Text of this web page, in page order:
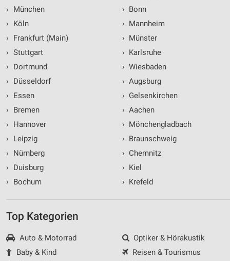
›
München
›
Köln
›
Frankfurt (Main)
› Stuttgart
›
Dortmund
›
Düsseldorf
›
Essen
›
Bremen
›
Hannover
›
Leipzig
›
Nürnberg
›
Duisburg
›
Bochum
› Bonn
› Mannheim
› Münster
› Karlsruhe
› Wiesbaden
› Augsburg
› Gelsenkirchen
› Aachen
› Mönchengladbach
› Braunschweig
› Chemnitz
› Kiel
› Krefeld
Top Kategorien
Auto & Motorrad
Baby & Kind
Optiker & Hörakustik
Reisen & Tourismus